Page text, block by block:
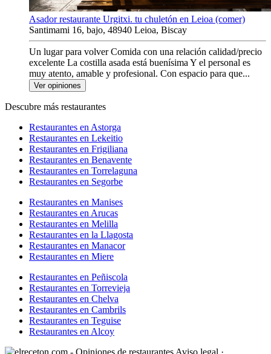
Asador restaurante Urgitxi. tu chuletón en Leioa (comer)
Santimami 16, bajo, 48940 Leioa, Biscay
Un lugar para volver Comida con una relación calidad/precio
excelente La costilla asada está buenísima Y el personal es
muy atento, amable y profesional. Con espacio para que...
Ver opiniones
Descubre más restaurantes
Restaurantes en Astorga
Restaurantes en Lekeitio
Restaurantes en Frigiliana
Restaurantes en Benavente
Restaurantes en Torrelaguna
Restaurantes en Segorbe
Restaurantes en Manises
Restaurantes en Arucas
Restaurantes en Melilla
Restaurantes en la Llagosta
Restaurantes en Manacor
Restaurantes en Miere
Restaurantes en Peñiscola
Restaurantes en Torrevieja
Restaurantes en Chelva
Restaurantes en Cambrils
Restaurantes en Teguise
Restaurantes en Alcoy